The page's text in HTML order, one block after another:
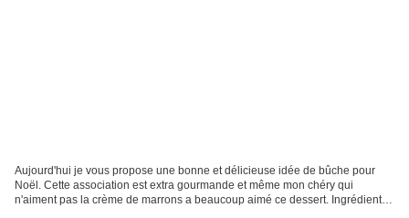
Aujourd'hui je vous propose une bonne et délicieuse idée de bûche pour
Noël. Cette association est extra gourmande et même mon chéry qui
n'aiment pas la crème de marrons a beaucoup aimé ce dessert. Ingrédients :